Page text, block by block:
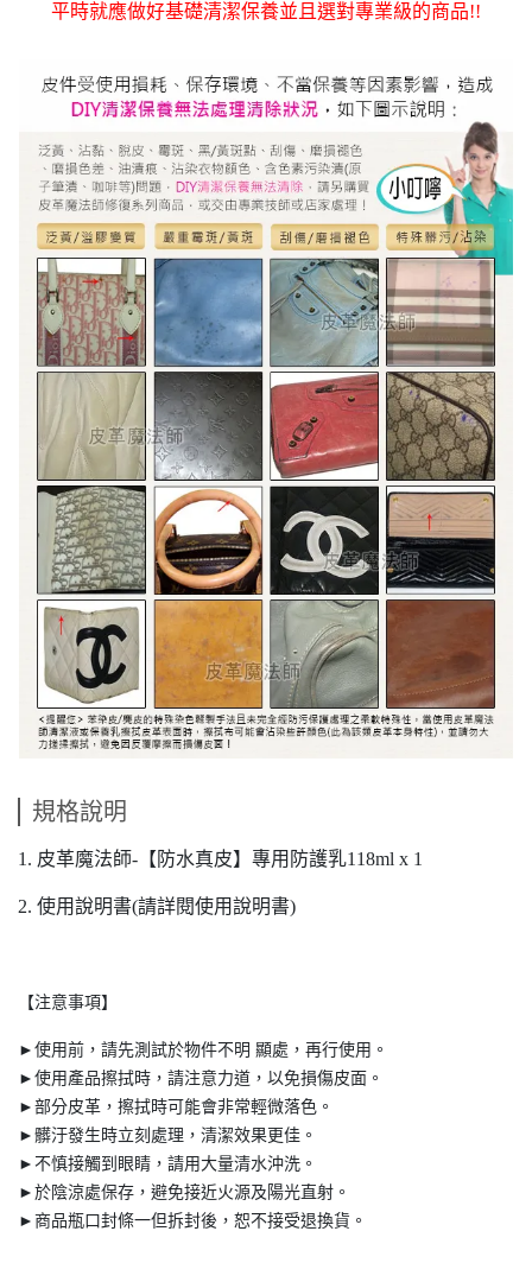
平時就應做好基礎清潔保養並且選對專業級的商品!!
規格說明
1. 皮革魔法師-【防水真皮】專用防護乳118ml x 1
2. 使用說明書(請詳閱使用說明書)
【注意事項】
►使用前，請先測試於物件不明 顯處，再行使用。
►使用產品擦拭時，請注意力道，以免損傷皮面。
►部分皮革，擦拭時可能會非常輕微落色。
►髒汙發生時立刻處理，清潔效果更佳。
►不慎接觸到眼睛，請用大量清水沖洗。
►於陰涼處保存，避免接近火源及陽光直射。
►商品瓶口封條一但拆封後，恕不接受退換貨。